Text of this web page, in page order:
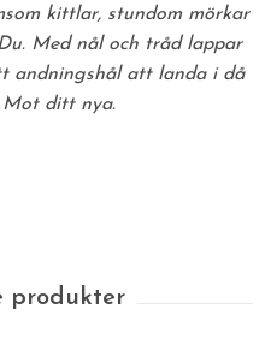
kittlar, stundom mörkar
Med nål och tråd lappar
andningshål att landa i då
Mot ditt nya.